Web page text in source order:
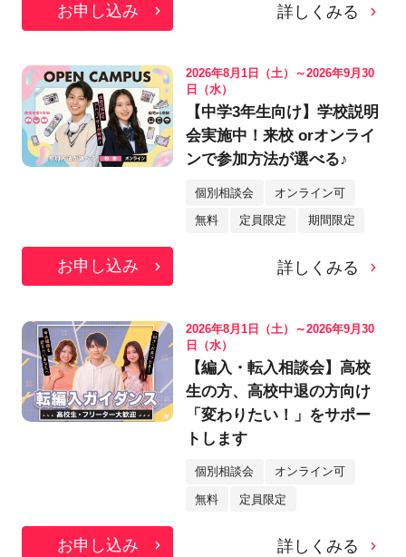
お申し込み 詳しくみる
2026年8月1日（土）～2026年9月30
日（水）
【中学3年生向け】学校説明
会実施中！来校 orオンライ
ンで参加方法が選べる♪
個別相談会 オンライン可
無料 定員限定 期間限定
お申し込み 詳しくみる
2026年8月1日（土）～2026年9月30
日（水）
【編入・転入相談会】高校
生の方、高校中退の方向け
「変わりたい！」をサポー
トします
個別相談会 オンライン可
無料 定員限定
お申し込み 詳しくみる